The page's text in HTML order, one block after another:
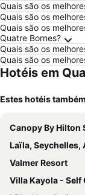
Quais são os
Quais são os
Quais são os
Quatre Bornes?
Quais são os
Quais são os
Hotéis em
Estes hotéis
Canopy By Hilton
Laïla, Seychelles, A Tribute
Valmer Resort
Villa Kayola - Self